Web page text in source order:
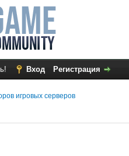
Вход Регистрация
игровых серверов